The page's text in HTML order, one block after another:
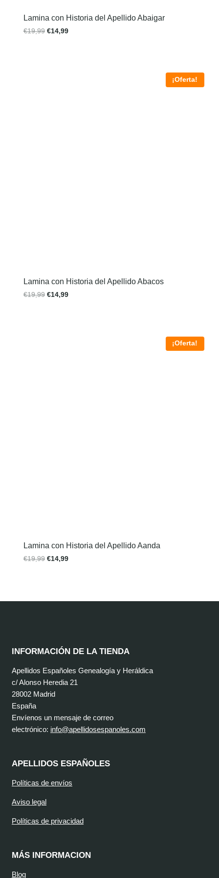
Lamina con Historia del Apellido Abaigar
€19,99 €14,99
¡Oferta!
Lamina con Historia del Apellido Abacos
€19,99 €14,99
¡Oferta!
Lamina con Historia del Apellido Aanda
€19,99 €14,99
INFORMACIÓN DE LA TIENDA
Apellidos Españoles Genealogía y Heráldica
c/ Alonso Heredia 21
28002 Madrid
España
Envíenos un mensaje de correo
electrónico: info@apellidosespanoles.com
APELLIDOS ESPAÑOLES
Políticas de envíos
Aviso legal
Políticas de privacidad
MÁS INFORMACION
Blog